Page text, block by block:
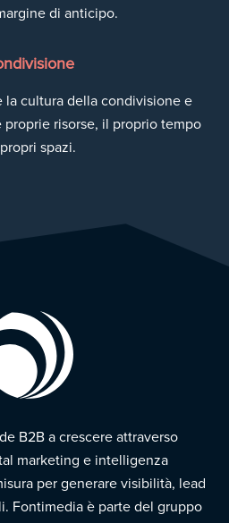
di anticipo.
la cultura della condivisione e
risorse, il proprio tempo
spazi.
B2B a crescere attraverso
marketing e intelligenza
per generare visibilità, lead
Fontimedia è parte del gruppo